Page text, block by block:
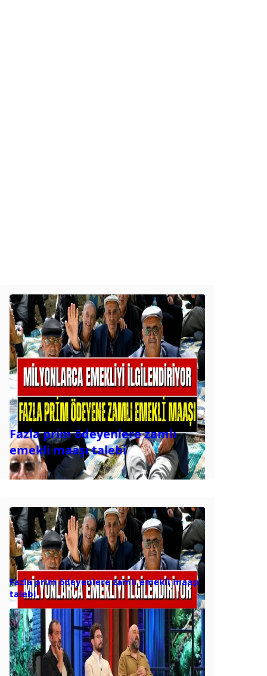
Fazla prim ödeyenlere zamlı
emekli maaşı talebi
Fazla prim ödeyenlere zamlı emekli maaşı
talebi